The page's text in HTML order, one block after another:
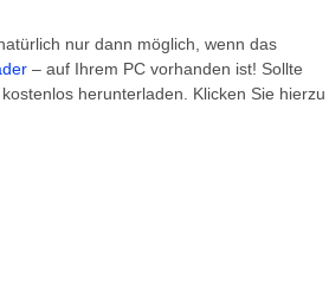
nur dann möglich, wenn das
– auf Ihrem PC vorhanden ist! Sollte
herunterladen. Klicken Sie hierzu